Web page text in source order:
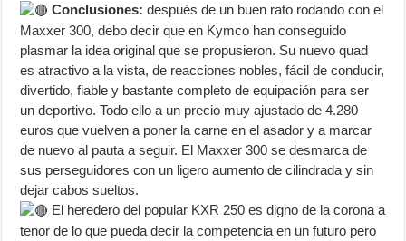
Conclusiones: después de un buen rato rodando con el
Maxxer 300, debo decir que en Kymco han conseguido
plasmar la idea original que se propusieron. Su nuevo quad
es atractivo a la vista, de reacciones nobles, fácil de conducir,
divertido, fiable y bastante completo de equipación para ser
un deportivo. Todo ello a un precio muy ajustado de 4.280
euros que vuelven a poner la carne en el asador y a marcar
de nuevo al pauta a seguir. El Maxxer 300 se desmarca de
sus perseguidores con un ligero aumento de cilindrada y sin
dejar cabos sueltos.
El heredero del popular KXR 250 es digno de la corona a
tenor de lo que pueda decir la competencia en un futuro pero